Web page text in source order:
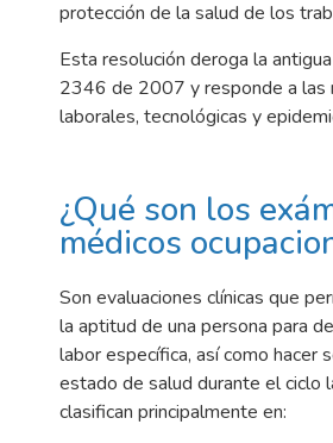
protección de la salud de los
Esta resolución deroga la
2346 de 2007 y responde a las
laborales, tecnológicas y
¿Qué son los
médicos
Son evaluaciones clínicas que
la aptitud de una persona para
labor específica, así como hacer
estado de salud durante el ciclo
clasifican principalmente en: